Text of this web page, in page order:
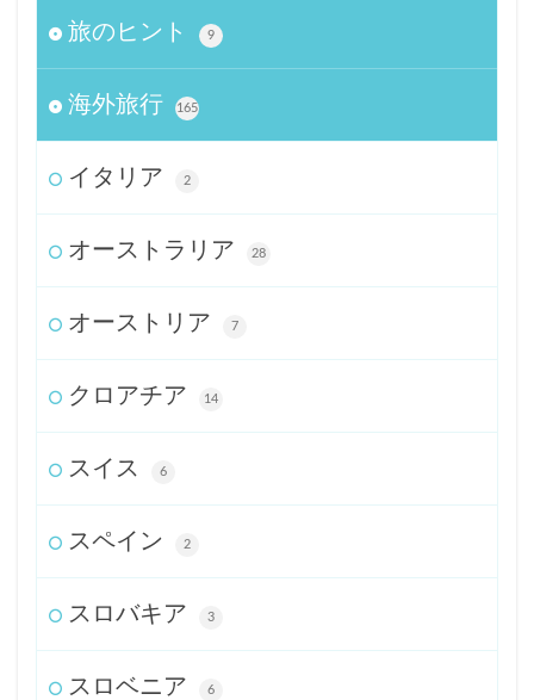
旅のヒント 9
海外旅行 165
イタリア 2
オーストラリア 28
オーストリア 7
クロアチア 14
スイス 6
スペイン 2
スロバキア 3
スロベニア 6